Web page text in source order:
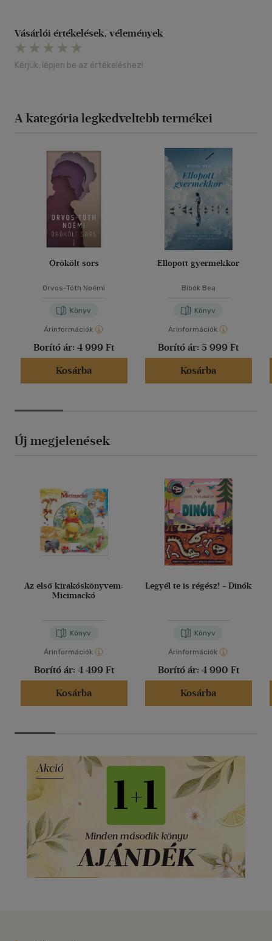
Vásárlói értékelések, vélemények
Kérjük, lépjen be az értékeléshez!
A kategória legkedveltebb termékei
Örökölt sors
Orvos-Tóth Noémi
Könyv
Árinformációk
Borító ár: 4 999 Ft
Kosárba
Ellopott gyermekkor
Bibók Bea
Könyv
Árinformációk
Borító ár: 5 999 Ft
Kosárba
Új megjelenések
Az első kirakóskönyvem:
Micimackó
Könyv
Árinformációk
Borító ár: 4 499 Ft
Kosárba
Legyél te is régész! - Dinók
Könyv
Árinformációk
Borító ár: 4 990 Ft
Kosárba